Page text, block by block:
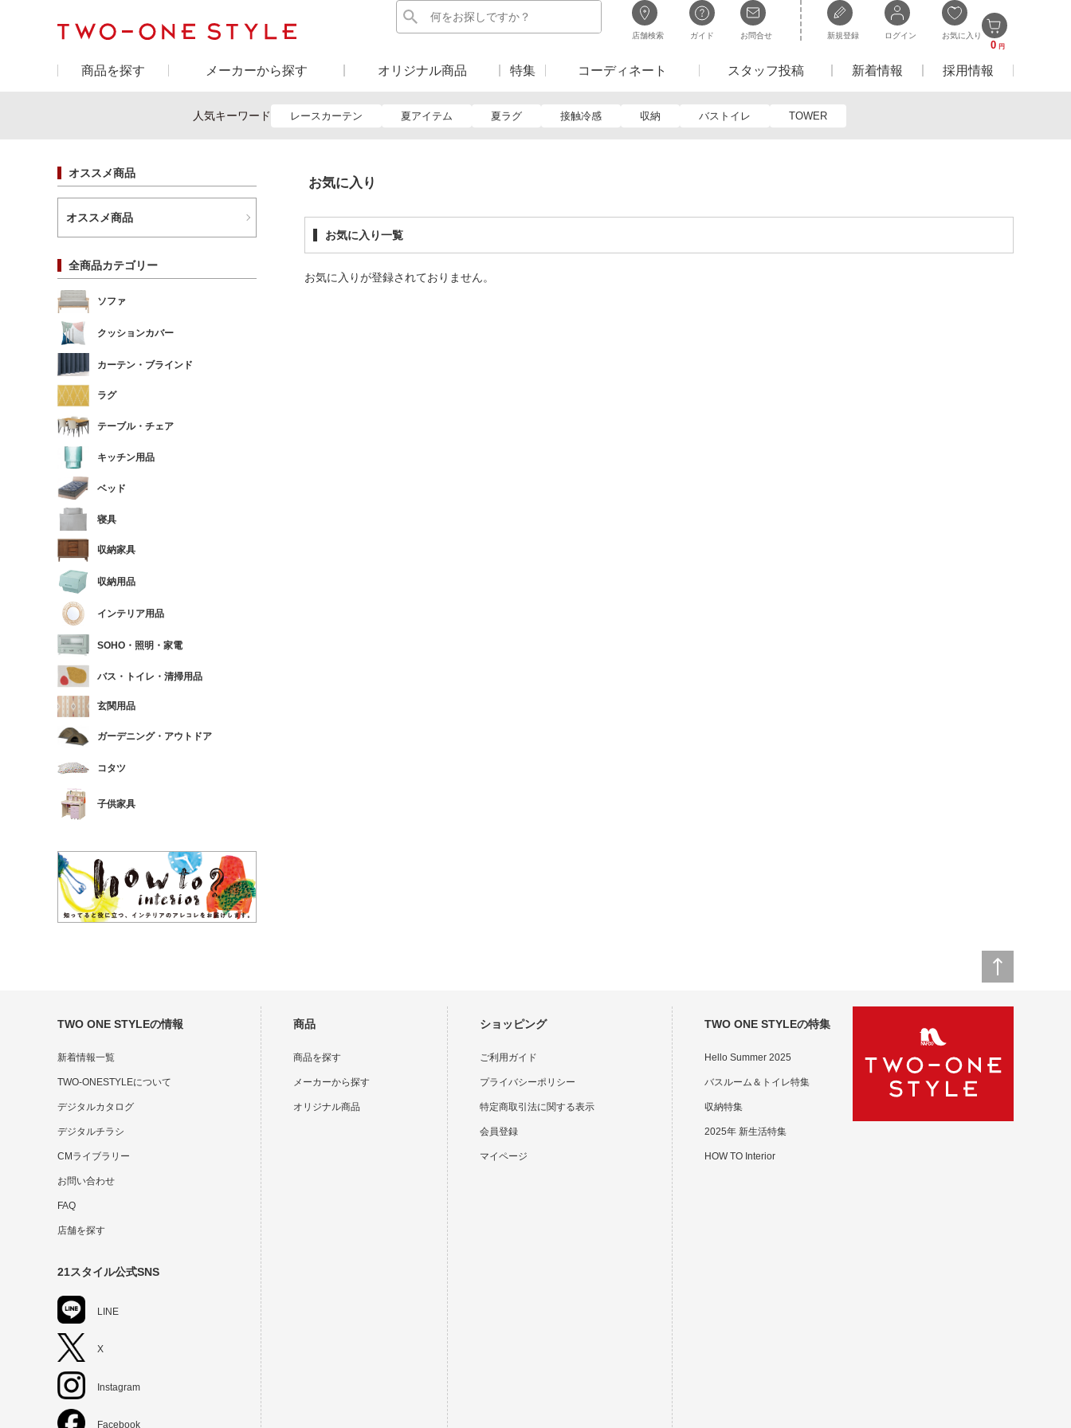
店舗検索 ガイド お問合せ 新規登録 ログイン お気に入り
0 円
商品を探す メーカーから探す オリジナル商品 特集 コーディネート スタッフ投稿 新着情報 採用情報
人気キーワード レースカーテン 夏アイテム 夏ラグ 接触冷感 収納 バストイレ TOWER
お気に入り
お気に入り一覧
お気に入りが登録されておりません。
オススメ商品
オススメ商品
全商品カテゴリー
ソファ
クッションカバー
カーテン・ブラインド
ラグ
テーブル・チェア
キッチン用品
ベッド
寝具
収納家具
収納用品
インテリア用品
SOHO・照明・家電
バス・トイレ・清掃用品
玄関用品
ガーデニング・アウトドア
コタツ
子供家具
TWO ONE STYLEの情報
新着情報一覧
TWO-ONESTYLEについて
デジタルカタログ
デジタルチラシ
CMライブラリー
お問い合わせ
FAQ
店舗を探す
21スタイル公式SNS
LINE
X
Instagram
Facebook
商品
商品を探す
メーカーから探す
オリジナル商品
ショッピング
ご利用ガイド
プライバシーポリシー
特定商取引法に関する表示
会員登録
マイページ
TWO ONE STYLEの特集
Hello Summer 2025
バスルーム＆トイレ特集
収納特集
2025年 新生活特集
HOW TO Interior